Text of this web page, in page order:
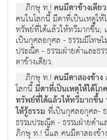
ภิกษุ ท.!คนมีตาขางเดียว
คนในโลกนี้ มีตาที่เปนเหตุให
ทรัพยที่ไดแลวใหทวีมากขึ้น;
เปนกุศลอกุศล - ธรรมมีโทษ
ประณีต - ธรรมฝายดําและ
ตาขางเดียว.
ภิกษุ ท.!คนมีตาสองขาง
โลกนี้ มีตาที่เปนเหตุใหไดโภ
ทรัพยที่ไดแลวใหทวีมากขึ้น
ให้รู้ธรรม ที่เปนกุศลอกุศล-
ธรรมประณีต - ธรรมฝายดําแ
ภิกษุ ท.! นี้แล คนมีตาสองข